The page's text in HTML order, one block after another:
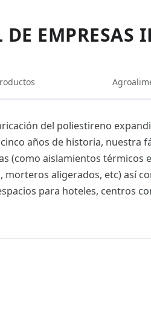
EMPRESAS
del poliestireno
años de historia, nuestra
(como aislamientos térmicos
aligerados, etc) así
para hoteles, centros